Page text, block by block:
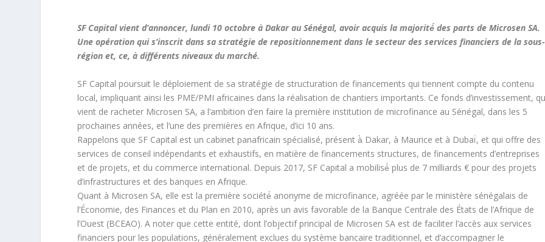
SF Capital vient d’annoncer, lundi 10 octobre à Dakar au Sénégal, avoir acquis la majorité́ des parts de Microsen SA.
Une opération qui s’inscrit dans sa stratégie de repositionnement dans le secteur des services financiers de la sous-
région et, ce, à différents niveaux du marché.
SF Capital poursuit le déploiement de sa stratégie de structuration de financements qui tiennent compte du contenu
local, impliquant ainsi les PME/PMI africaines dans la réalisation de chantiers importants. Ce fonds d’investissement,
vient de racheter Microsen SA, a l’ambition d’en faire la première institution de microfinance au Sénégal, dans les 5
prochaines années, et l’une des premières en Afrique, d’ici 10 ans.
Rappelons que SF Capital est un cabinet panafricain spécialisé, présent à̀ Dakar, à Maurice et à Dubaï̈, et qui offre des
services de conseil indépendants et exhaustifs, en matière de financements structures, de financements d’entreprises
et de projets, et du commerce international. Depuis 2017, SF Capital a mobilisé́ plus de 7 milliards € pour des projets
d’infrastructures et des banques en Afrique.
Quant à Microsen SA, elle est la première société́ anonyme de microfinance, agréée par le ministère sénégalais de
l’Économie, des Finances et du Plan en 2010, après un avis favorable de la Banque Centrale des États de l’Afrique de
l’Ouest (BCEAO). A noter que cette entité, dont l’objectif principal de Microsen SA est de faciliter l’accès aux services
financiers pour les populations, généralement exclues du système bancaire traditionnel, et d’accompagner le